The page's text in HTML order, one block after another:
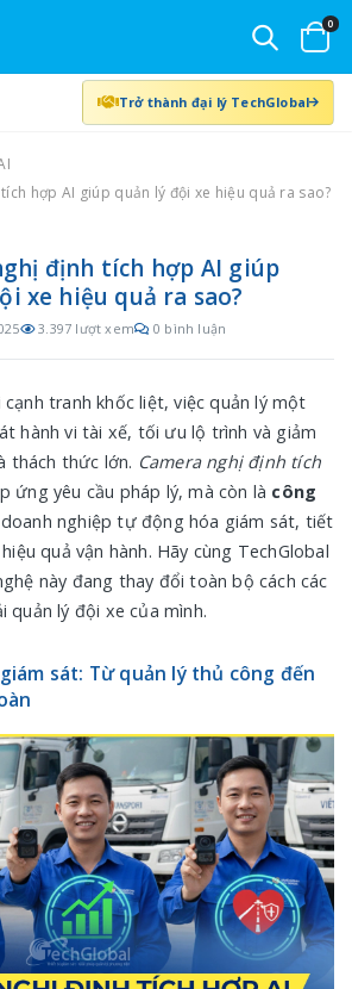
0
Trở thành đại lý TechGlobal
hợp AI giúp quản lý đội xe hiệu quả ra sao?
định tích hợp AI giúp
xe hiệu quả ra sao?
3.397 lượt xem 0 bình luận
tranh khốc liệt, việc quản lý một
hành vi tài xế, tối ưu lộ trình và giảm
thách thức lớn. Camera nghị định tích
ứng yêu cầu pháp lý, mà còn là công
nghiệp tự động hóa giám sát, tiết
quả vận hành. Hãy cùng TechGlobal
này đang thay đổi toàn bộ cách các
quản lý đội xe của mình.
sát: Từ quản lý thủ công đến